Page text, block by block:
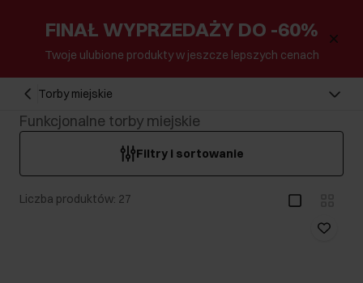
FINAŁ WYPRZEDAŻY DO -60%
Twoje ulubione produkty w jeszcze lepszych cenach
Torby miejskie
Funkcjonalne torby miejskie
Filtry i sortowanie
Liczba produktów: 27